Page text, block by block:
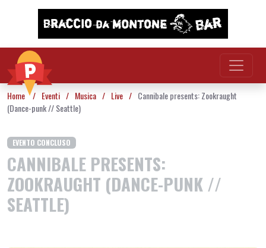
Vai al contenuto
Home / Eventi / Musica / Live / Cannibale presents: Zookraught
(Dance-punk // Seattle)
EVENTO CONCLUSO
CANNIBALE PRESENTS:
ZOOKRAUGHT (DANCE-PUNK //
SEATTLE)